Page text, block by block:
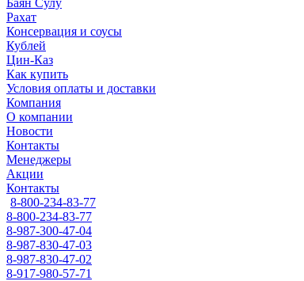
Баян Сулу
Рахат
Консервация и соусы
Кублей
Цин-Каз
Как купить
Условия оплаты и доставки
Компания
О компании
Новости
Контакты
Менеджеры
Акции
Контакты
8-800-234-83-77
8-800-234-83-77
8-987-300-47-04
8-987-830-47-03
8-987-830-47-02
8-917-980-57-71